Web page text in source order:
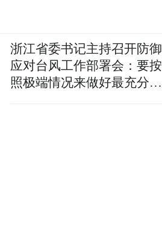
浙江省委书记主持召开防御
应对台风工作部署会：要按
照极端情况来做好最充分的